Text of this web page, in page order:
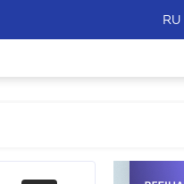
RU